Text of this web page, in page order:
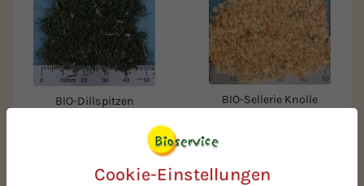
BIO-Dillspitzen
BIO-Sellerie Knolle
Cookie-Einstellungen